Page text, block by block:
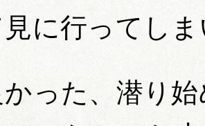
に行ってし
った、潜り